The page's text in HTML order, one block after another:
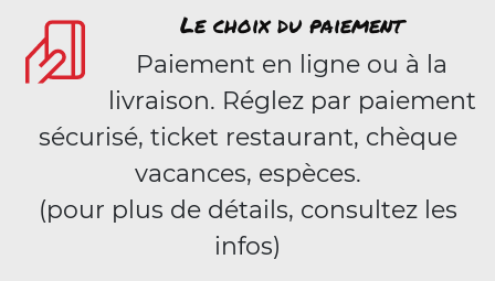
Le choix du paiement
Paiement en ligne ou à la
livraison. Réglez par paiement
sécurisé, ticket restaurant, chèque
vacances, espèces.
(pour plus de détails, consultez les
infos)